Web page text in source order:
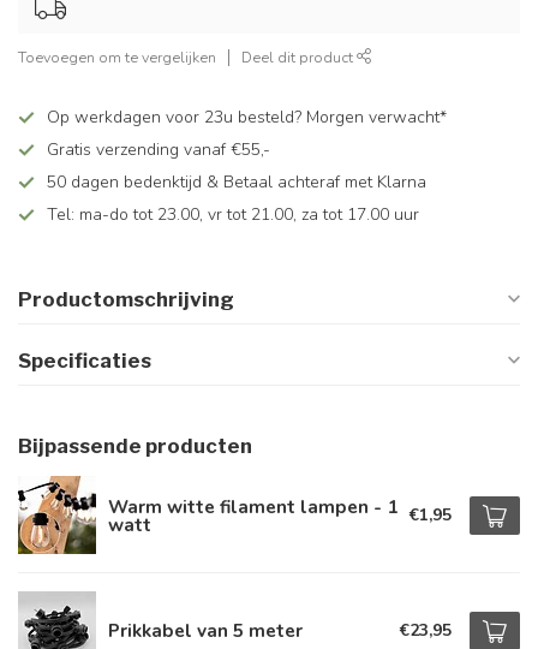
Toevoegen om te vergelijken Deel dit product
Op werkdagen voor 23u besteld? Morgen verwacht*
Gratis verzending vanaf €55,-
50 dagen bedenktijd & Betaal achteraf met Klarna
Tel: ma-do tot 23.00, vr tot 21.00, za tot 17.00 uur
Productomschrijving
Specificaties
Bijpassende producten
Warm witte filament lampen - 1
watt €1,95
Prikkabel van 5 meter €23,95